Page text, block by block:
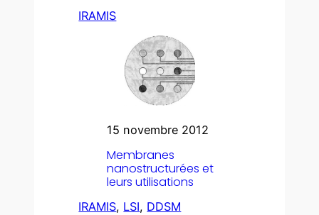
IRAMIS
15 novembre 2012
Membranes
nanostructurées et
leurs utilisations
IRAMIS, LSI, DDSM